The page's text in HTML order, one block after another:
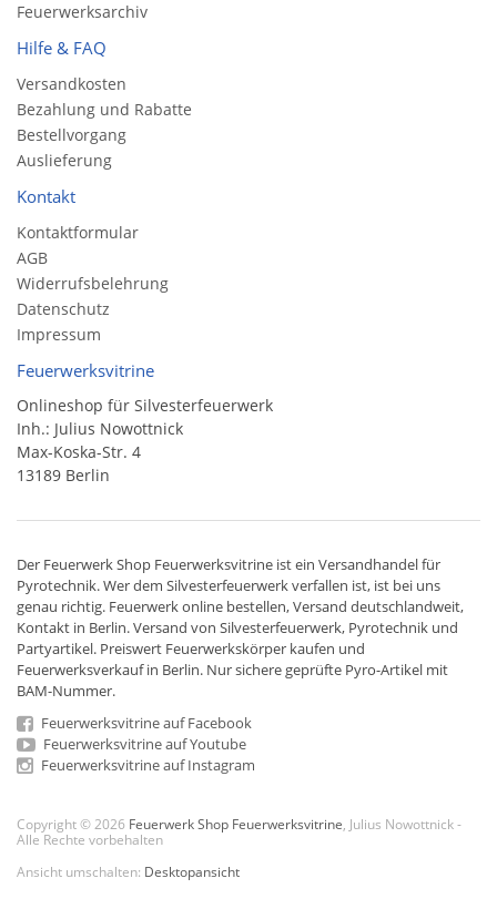
Feuerwerksarchiv
Hilfe & FAQ
Versandkosten
Bezahlung und Rabatte
Bestellvorgang
Auslieferung
Kontakt
Kontaktformular
AGB
Widerrufsbelehrung
Datenschutz
Impressum
Feuerwerksvitrine
Onlineshop für Silvesterfeuerwerk
Inh.: Julius Nowottnick
Max-Koska-Str. 4
13189 Berlin
Der Feuerwerk Shop Feuerwerksvitrine ist ein Versandhandelfür
Pyrotechnik. Wer dem Silvesterfeuerwerk verfallen ist, ist bei uns
genau richtig. Feuerwerk online bestellen,Versand deutschlandweit,
Kontakt in Berlin. Versand von Silvesterfeuerwerk, Pyrotechnik und
Partyartikel. Preiswert Feuerwerkskörper kaufen und
Feuerwerksverkauf in Berlin. Nur sichere geprüfte Pyro-Artikel mit
BAM-Nummer.
Feuerwerksvitrine auf Facebook
Feuerwerksvitrine auf Youtube
Feuerwerksvitrine auf Instagram
Copyright © 2026 Feuerwerk Shop Feuerwerksvitrine , Julius Nowottnick -
Alle Rechte vorbehalten
Ansicht umschalten: Desktopansicht